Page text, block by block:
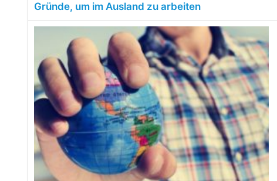
Gründe, um im Ausland zu arbeiten